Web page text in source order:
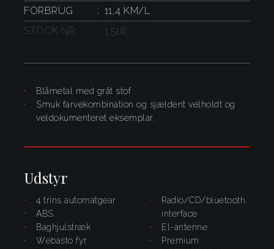
FORBRUG
11,4 KM/L
STOCK NR.
1.518
Blåmetal med gråt stof
smuk farvekombination og sjældent velholdt og
veldokumenteret eksemplar.
Udstyr
4 trins automatgear
ABS
baghjulstræk
Webasto fyr
radio/CD/bluetooth
interface
el-antenne
Premium